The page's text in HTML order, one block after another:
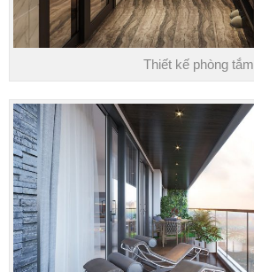
Thiết kế phòng tắm